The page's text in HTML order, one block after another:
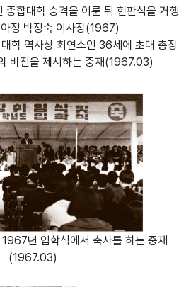
종합대학 승격을 이룬 뒤 현판식을 거행
정 박정숙 이사장(1967)
학 역사상 최연소인 36세에 초대 총장
비전을 제시하는 중재(1967.03)
년 입학식에서 축사를 하는 중재
(1967.03)